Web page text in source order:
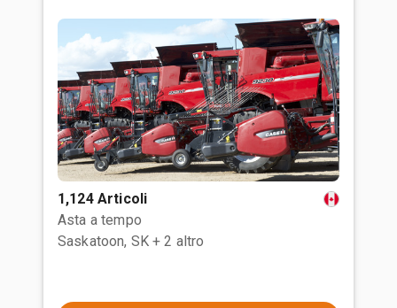
1,124 Articoli
Asta a tempo
Saskatoon, SK + 2 altro